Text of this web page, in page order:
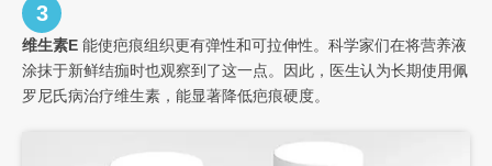
3
维生素E 能使疤痕组织更有弹性和可拉伸性。科学家们在将营养液
涂抹于新鲜结痂时也观察到了这一点。因此，医生认为长期使用佩
罗尼氏病治疗维生素，能显著降低疤痕硬度。